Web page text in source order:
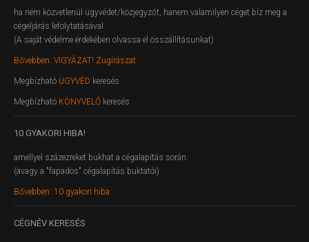
ha nem közvetlenül ügyvédet/közjegyzőt, hanem valamilyen céget bíz meg a
cégeljárás lefolytatásával.
(A saját védelme érdekében olvassa el összállításunkat)
Bővebben: VIGYÁZAT! Zugírászat
Megbízható ÜGYVÉD keresés
Megbízható KÖNYVELŐ keresés
10 GYAKORI HIBA!
amellyel százezreket bukhat a cégalapítás során.
(avagy a "fapados" cégalapítás buktatói)
Bővebben: 10 gyakori hiba
CÉGNÉV KERESÉS